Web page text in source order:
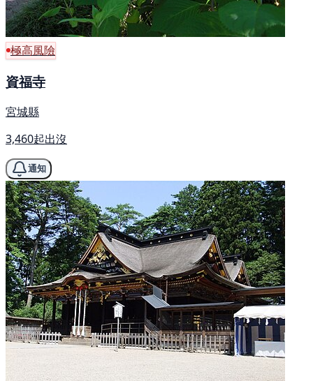
極高風險
資福寺
宮城縣
3,460起出沒
通知